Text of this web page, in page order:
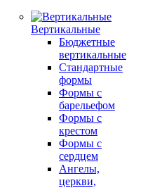
Вертикальные
Бюджетные
вертикальные
Стандартные
формы
Формы с
барельефом
Формы с
крестом
Формы с
сердцем
Ангелы,
церкви,